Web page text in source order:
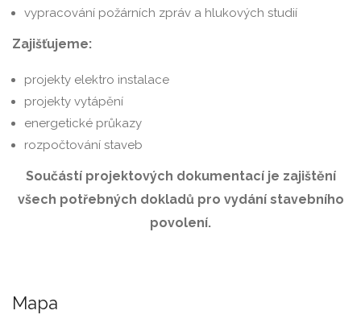
vypracování požárních zpráv a hlukových studií
Zajišťujeme:
projekty elektro instalace
projekty vytápění
energetické průkazy
rozpočtování staveb
Součástí projektových dokumentací je zajištění
všech potřebných dokladů pro vydání stavebního
povolení.
Mapa